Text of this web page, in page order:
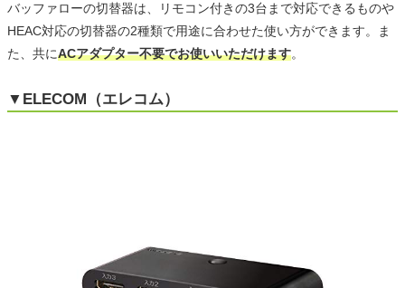
バッファローの切替器は、リモコン付きの3台まで対応できるものや
HEAC対応の切替器の2種類で用途に合わせた使い方ができます。ま
た、共にACアダプター不要でお使いいただけます。
▼ELECOM（エレコム）